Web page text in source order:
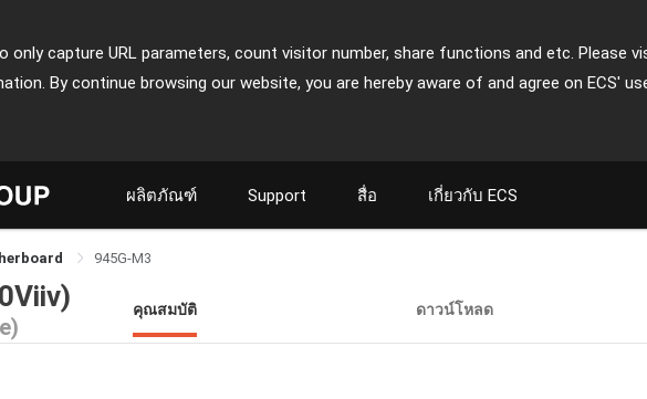
only capture URL parameters, count visitor number, share functions and etc. Please
By continue browsing our website, you are hereby aware of and agree on ECS'
ผลิตภัณฑ์ Support สื่อ เกี่ยวกับ ECS
945G-M3
คุณสมบัติ ดาวน์โหลด